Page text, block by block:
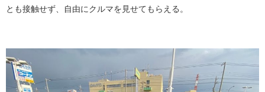
とも接触せず、自由にクルマを見せてもらえる。